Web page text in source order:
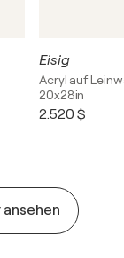
Eisig
Acryl auf
20x28in
2.520 $